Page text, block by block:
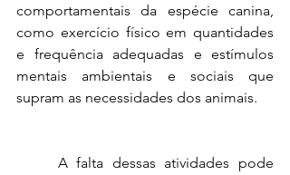
comportamentais da espécie canina,
como exercício físico em quantidades
e frequência adequadas e estímulos
mentais ambientais e sociais que
supram as necessidades dos animais.